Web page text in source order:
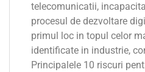
telecomunicatii,
procesul de dezvoltare
primul loc in topul celor
identificate in industrie,
Principalele 10 riscuri